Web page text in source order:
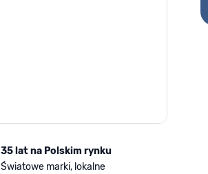
35 lat na Polskim rynku
Światowe marki, lokalne